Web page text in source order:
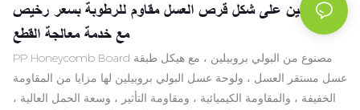
بروبيلين على شكل قرص العسل مقاوم للرطوبة بسعر رخيص
مع خدمة معالجة القطع
PP Honeycomb Board مصنوع من البولي بروبيلين ، مع هيكل طبقة
عسل مستقر العسل ، ولوحة عسل البولي بروبيلين لها مزايا من المقاومة
الخفيفة ، والمقاومة الكيميائية ، ومقاومة التأثير ، وسعة الحمل العالية ،